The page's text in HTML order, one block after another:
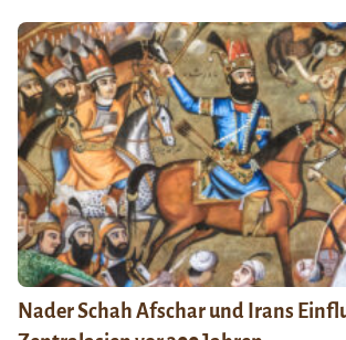
Nader Schah Afschar und Irans